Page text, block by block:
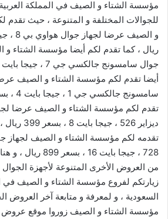
مؤسسة الشتاء و الصيف في المملكة
للجوالات المختلفة و المتنوعة ، حيث تقدم
ريال ، كما تقدم لكم أيضا مؤسسة الشتاء و
أيضا تقدم لكم مؤسسة الشتاء و الصيف
تقدم لكم مؤسسة الشتاء و الصيف عرضا
ديزاير 526
تقدمه لكم مؤسسة الشتاء و الصيف لجهاز
728 ، جيجا بايت 16 ،
من العروض الأخرى المتنوعة لأجهزة الجوال
زيارتكم لفروع مؤسسة الشتاء و الصيف في
السعودية ، و لمعرفة و متابعة آخر العروض
مؤسسة الشتاء و الصيف زوروا موقع عروض